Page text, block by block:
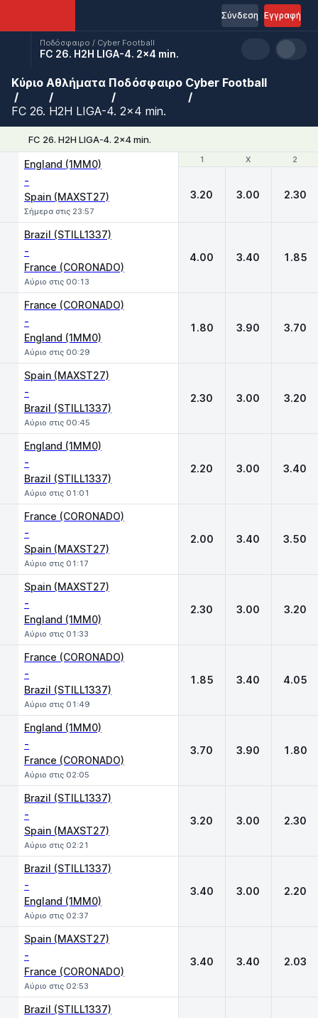
Εγγραφή
Σύνδεση
Ποδόσφαιρο / Cyber Football
FC 26. H2H LIGA-4. 2x4 min.
Κύριο Αθλήματα Ποδόσφαιρο Cyber Football
FC 26. H2H LIGA-4. 2x4 min.
FC 26. H2H LIGA-4. 2x4 min.
1 X 2
England (1MM0)
-
Spain (MAXST27)
Σήμερα στις 23:57
1 X 2
3.20 3.00 2.30
Brazil (STILL1337)
-
France (CORONADO)
Αύριο στις 00:13
4.00 3.40 1.85
France (CORONADO)
-
England (1MM0)
Αύριο στις 00:29
1.80 3.90 3.70
Spain (MAXST27)
-
Brazil (STILL1337)
Αύριο στις 00:45
2.30 3.00 3.20
England (1MM0)
-
Brazil (STILL1337)
Αύριο στις 01:01
2.20 3.00 3.40
France (CORONADO)
-
Spain (MAXST27)
Αύριο στις 01:17
2.00 3.40 3.50
Spain (MAXST27)
-
England (1MM0)
Αύριο στις 01:33
2.30 3.00 3.20
France (CORONADO)
-
Brazil (STILL1337)
Αύριο στις 01:49
1.85 3.40 4.05
England (1MM0)
-
France (CORONADO)
Αύριο στις 02:05
3.70 3.90 1.80
Brazil (STILL1337)
-
Spain (MAXST27)
Αύριο στις 02:21
3.20 3.00 2.30
Brazil (STILL1337)
-
England (1MM0)
Αύριο στις 02:37
3.40 3.00 2.20
Spain (MAXST27)
-
France (CORONADO)
Αύριο στις 02:53
3.40 3.40 2.03
Brazil (STILL1337)